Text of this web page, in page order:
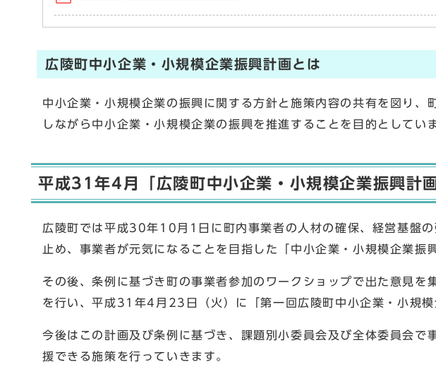
広陵町中小企業・小規模企業振興計画とは
中小企業・小規模企業の振興に関する方針と施策内容の共有を図り、
しながら中小企業・小規模企業の振興を推進することを目的としてい
平成31年4月「広陵町中小企業・小規模企業振興計
広陵町では平成30年10月1日に町内事業者の人材の確保、経営基盤
止め、事業者が元気になることを目指した「中小企業・小規模企業振
その後、条例に基づき町の事業者参加のワークショップで出た意見を
を行い、平成31年4月23日（火）に「第一回広陵町中小企業・小規模
今後はこの計画及び条例に基づき、課題別小委員会及び全体委員会で
援できる施策を行っていきます。